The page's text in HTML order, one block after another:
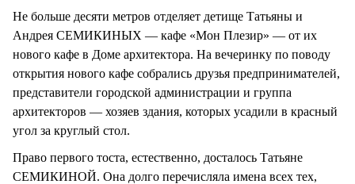
Не больше десяти метров отделяет детище Татьяны и
Андрея СЕМИКИНЫХ — кафе «Мон Плезир» — от их
нового кафе в Доме архитектора. На вечеринку по поводу
открытия нового кафе собрались друзья предпринимателей,
представители городской администрации и группа
архитекторов — хозяев здания, которых усадили в красный
угол за круглый стол.
Право первого тоста, естественно, досталось Татьяне
СЕМИКИНОЙ. Она долго перечисляла имена всех тех,